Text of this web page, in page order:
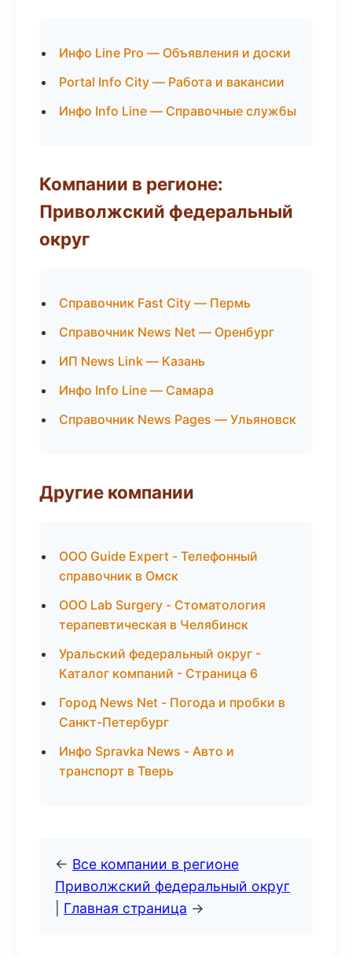
Инфо Line Pro — Объявления и доски
Portal Info City — Работа и вакансии
Инфо Info Line — Справочные службы
Компании в регионе:
Приволжский федеральный
округ
Справочник Fast City — Пермь
Справочник News Net — Оренбург
ИП News Link — Казань
Инфо Info Line — Самара
Справочник News Pages — Ульяновск
Другие компании
ООО Guide Expert - Телефонный
справочник в Омск
ООО Lab Surgery - Стоматология
терапевтическая в Челябинск
Уральский федеральный округ -
Каталог компаний - Страница 6
Город News Net - Погода и пробки в
Санкт-Петербург
Инфо Spravka News - Авто и
транспорт в Тверь
← Все компании в регионе
Приволжский федеральный округ
Главная страница →